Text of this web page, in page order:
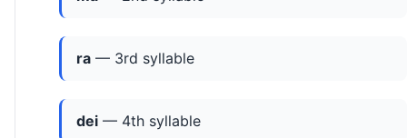
ra — 3rd syllable
dei — 4th syllable